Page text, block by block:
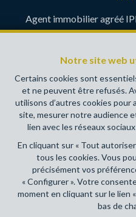
Notre site web
Certains cookies sont
et ne peuvent être refusés.
utilisons d’autres cookies pour
site, mesurer notre audience
lien avec les réseaux
En cliquant sur « Tout
tous les cookies. Vous
précisément vos
« Configurer ». Votre
moment en cliquant sur le lien
bas de
Agent immobilier agréé
Belgique- Instance de
(+32 2 505 38 50 -
RC professionnelle et
Place du Trône 1, 1000
Couverture valable pour les
Conditions générales d'utilisation du
Charte de la protection de la vie privée
Configuration des cookies